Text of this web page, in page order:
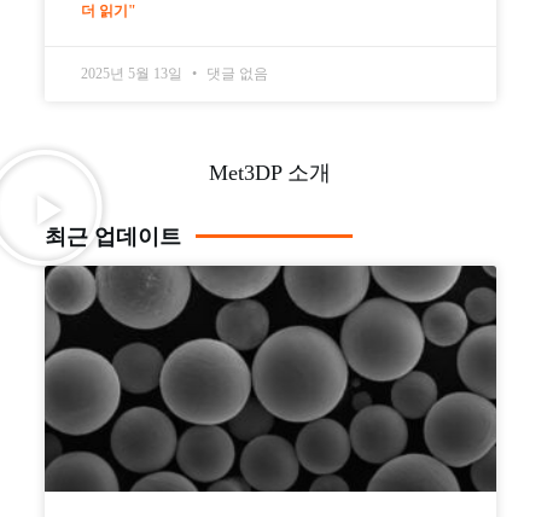
더 읽기"
2025년 5월 13일 댓글 없음
Met3DP 소개
최근 업데이트